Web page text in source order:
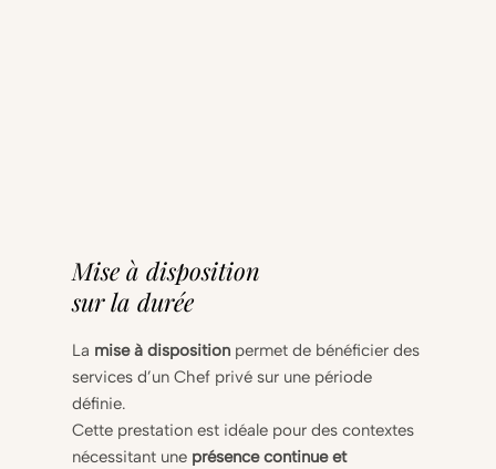
Mise à disposition
sur la durée
La mise à disposition permet de bénéficier des
services d’un Chef privé sur une période
définie.
Cette prestation est idéale pour des contextes
nécessitant une présence continue et